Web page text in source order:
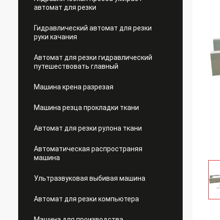
автомат для резки
Гидравлический автомат для резки
руки качания
Автомат для резки гидравлический
путешествовать главный
Машина крена разрезая
Машина резца прокладки ткани
Автомат для резки рулона ткани
Автоматическая распространяя
машина
Ультразвуковая выбивая машина
Автомат для резки компьютера